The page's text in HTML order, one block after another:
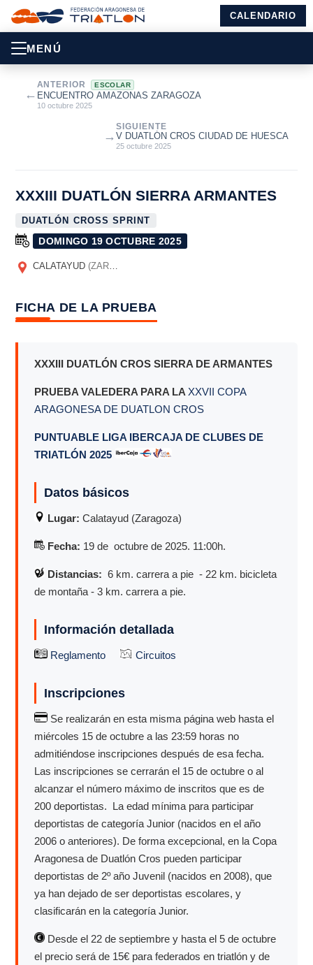
CALENDARIO
MENÚ
←
ANTERIOR ESCOLAR
ENCUENTRO AMAZONAS ZARAGOZA
10 octubre 2025
SIGUIENTE
V DUATLÓN CROS CIUDAD DE HUESCA
25 octubre 2025
→
XXXIII DUATLÓN SIERRA ARMANTES
DUATLÓN CROSS SPRINT
DOMINGO 19 OCTUBRE 2025
CALATAYUD (ZARAGOZA)
FICHA DE LA PRUEBA
XXXIII DUATLÓN CROS SIERRA DE ARMANTES
PRUEBA VALEDERA PARA LA XXVII COPA
ARAGONESA DE DUATLON CROS
PUNTUABLE LIGA IBERCAJA DE CLUBES DE
TRIATLÓN 2025
Datos básicos
Lugar: Calatayud (Zaragoza)
Fecha: 19 de octubre de 2025. 11:00h.
Distancias: 6 km. carrera a pie - 22 km. bicicleta
de montaña - 3 km. carrera a pie.
Información detallada
Reglamento Circuitos
Inscripciones
Se realizarán en esta misma página web hasta el
miércoles 15 de octubre a las 23:59 horas no
admitiéndose inscripciones después de esa fecha.
Las inscripciones se cerrarán el 15 de octubre o al
alcanzar el número máximo de inscritos que es de
200 deportistas. La edad mínima para participar
deportistas de categoría Junior (nacidos en el año
2006 o anteriores). De forma excepcional, en la Copa
Aragonesa de Duatlón Cros pueden participar
deportistas de 2º año Juvenil (nacidos en 2008), que
ya han dejado de ser deportistas escolares, y
clasificarán en la categoría Junior.
Desde el 22 de septiembre y hasta el 5 de octubre
el precio será de 15€ para federados en triatlón y de